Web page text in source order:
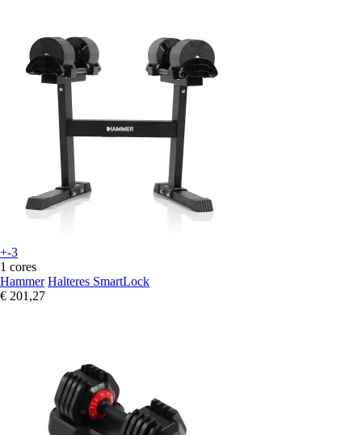
+-3
1 cores
Hammer Halteres SmartLock
€ 201,27